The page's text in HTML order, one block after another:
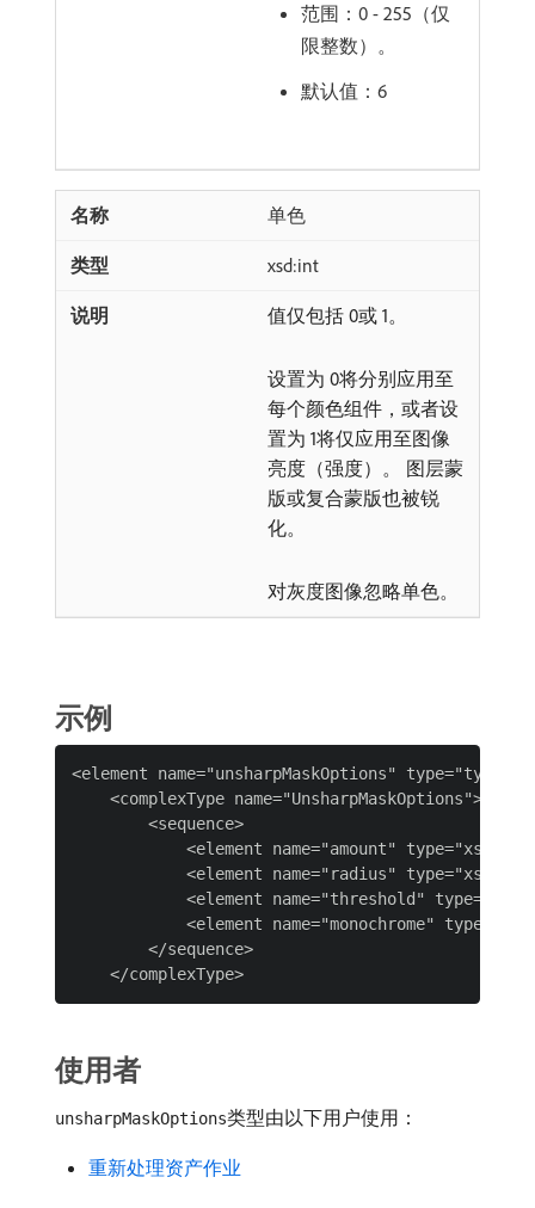
范围：0 - 255（仅
限整数）。
默认值：6
单色
xsd:int
值仅包括 0或 1。
设置为 0将分别应用至
每个颜色组件，或者设
置为 1将仅应用至图像
亮度（强度）。 图层蒙
版或复合蒙版也被锐
化。
对灰度图像忽略单色。
示例
<element name="unsharpMaskOptions"
    <complexType name="UnsharpMaskOptions">
        <sequence>
<element name="amount"
<element name="radius"
<element name="threshold"
<element name="monochrome"
        </sequence>
使用者
unsharpMaskOptions类型由以下用户使用：
重新处理资产作业